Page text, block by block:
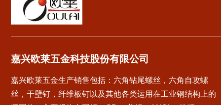
嘉兴欧莱五金科技股份有限公司
嘉兴欧莱五金生产销售包括：六角钻尾螺丝，六角自攻螺
丝，干壁钉，纤维板钉以及其他各类运用在工业钢结构上的